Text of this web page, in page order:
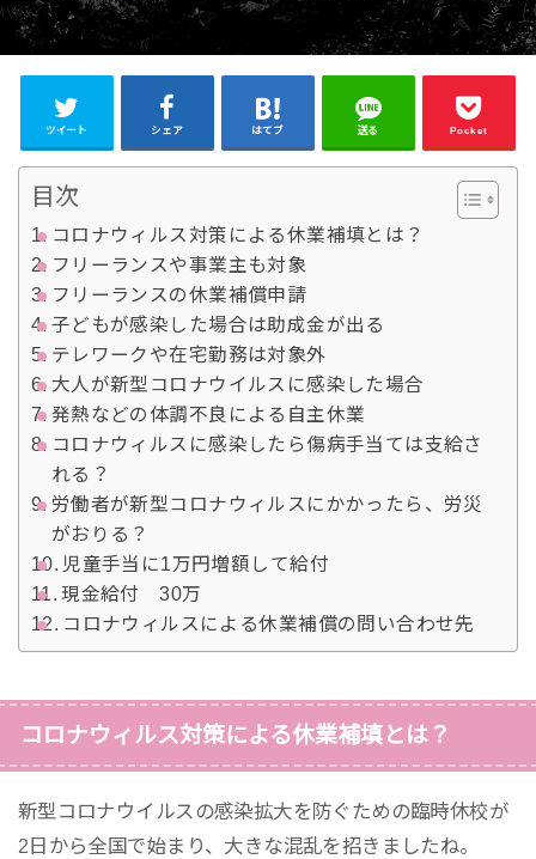
ツイート シェア はてブ 送る Pocket
目次
コロナウィルス対策による休業補填とは？
フリーランスや事業主も対象
フリーランスの休業補償申請
子どもが感染した場合は助成金が出る
テレワークや在宅勤務は対象外
大人が新型コロナウイルスに感染した場合
発熱などの体調不良による自主休業
コロナウィルスに感染したら傷病手当ては支給さ
れる？
労働者が新型コロナウィルスにかかったら、労災
がおりる？
児童手当に1万円増額して給付
現金給付 30万
コロナウィルスによる休業補償の問い合わせ先
コロナウィルス対策による休業補填とは？
新型コロナウイルスの感染拡大を防ぐための臨時休校が
2日から全国で始まり、大きな混乱を招きましたね。